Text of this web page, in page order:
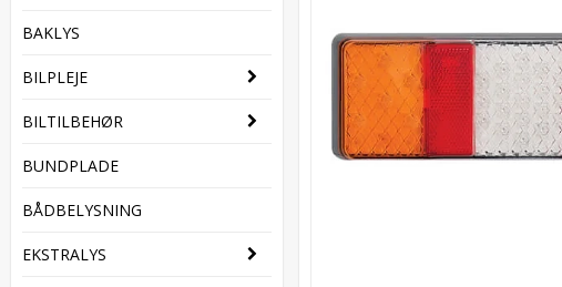
BAKLYS
BILPLEJE
BILTILBEHØR
BUNDPLADE
BÅDBELYSNING
EKSTRALYS